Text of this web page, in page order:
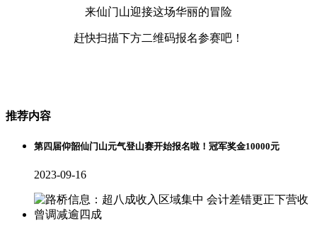
来仙门山迎接这场华丽的冒险
赶快扫描下方二维码报名参赛吧！
推荐内容
第四届仰韶仙门山元气登山赛开始报名啦！冠军奖金10000元
2023-09-16